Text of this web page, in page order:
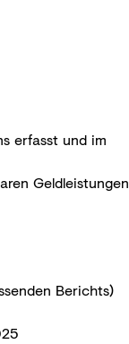
erfasst und im
Geldleistungen
Berichts)